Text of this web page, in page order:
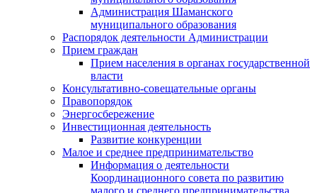
Администрация Шаманского
муниципального образования
Распорядок деятельности Администрации
Прием граждан
Прием населения в органах государственной
власти
Консультативно-совещательные органы
Правопорядок
Энергосбережение
Инвестиционная деятельность
Развитие конкуренции
Малое и среднее предпринимательство
Информация о деятельности
Координационного совета по развитию
малого и среднего предпринимательства